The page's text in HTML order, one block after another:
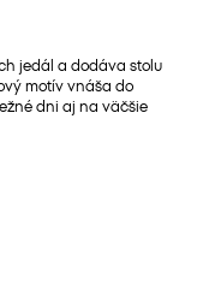
jedál a dodáva stolu
motív vnáša do
dni aj na väčšie